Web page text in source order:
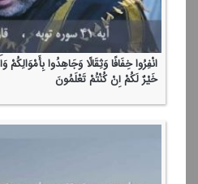
انْفِرُوا خِفَافًا وَثِقَالًا وَجَاهِدُوا
خَیْرٌ لَكُمْ إِنْ كُنْتُمْ تَعْلَمُونَ